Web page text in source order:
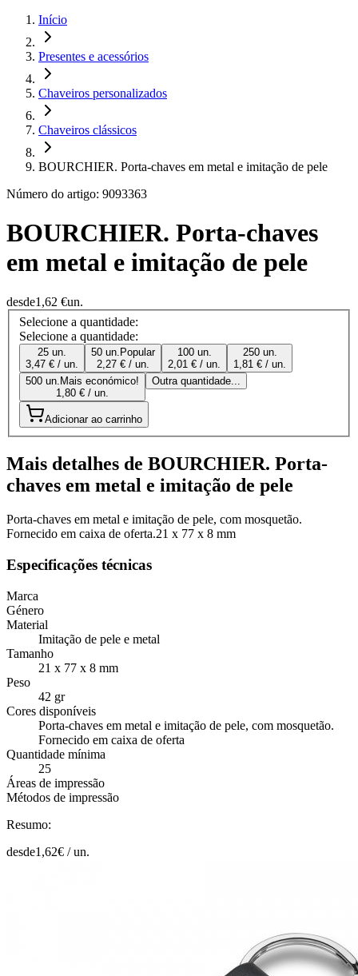
Início
Presentes e acessórios
Chaveiros personalizados
Chaveiros clássicos
BOURCHIER. Porta-chaves em metal e imitação de pele
Número do artigo: 9093363
BOURCHIER. Porta-chaves
em metal e imitação de pele
desde1,62 €un.
Selecione a quantidade:
Selecione a quantidade:
25 un.
3,47 € / un.
50 un. Popular
2,27 € / un.
100 un.
2,01 € / un.
250 un.
1,81 € / un.
500 un. Mais económico!
1,80 € / un.
Outra quantidade...
Adicionar ao carrinho
Mais detalhes de BOURCHIER. Porta-
chaves em metal e imitação de pele
Porta-chaves em metal e imitação de pele, com mosquetão.
Fornecido em caixa de oferta.21 x 77 x 8 mm
Especificações técnicas
Marca
Género
Material
Imitação de pele e metal
Tamanho
21 x 77 x 8 mm
Peso
42 gr
Cores disponíveis
Porta-chaves em metal e imitação de pele, com mosquetão.
Fornecido em caixa de oferta
Quantidade mínima
25
Áreas de impressão
Métodos de impressão
Resumo:
desde1,62€ /un.